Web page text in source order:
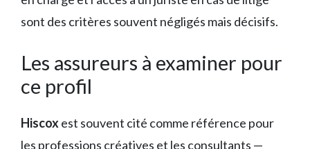
sont des critères souvent négligés mais décisifs.
Les assureurs à examiner pour
ce profil
Hiscoxest souvent cité comme référence pour
les professions créatives et les consultants —